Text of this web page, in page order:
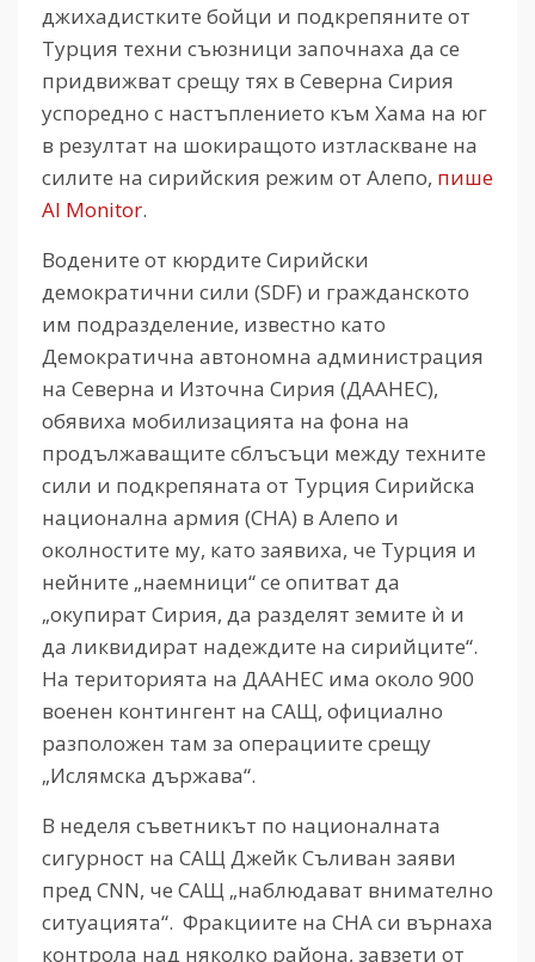
джихадистките бойци и подкрепяните от
Турция техни съюзници започнаха да се
придвижват срещу тях в Северна Сирия
успоредно с настъплението към Хама на юг
в резултат на шокиращото изтласкване на
силите на сирийския режим от Алепо, пише
Al Monitor.
Водените от кюрдите Сирийски
демократични сили (SDF) и гражданското
им подразделение, известно като
Демократична автономна администрация
на Северна и Източна Сирия (ДААНЕС),
обявиха мобилизацията на фона на
продължаващите сблъсъци между техните
сили и подкрепяната от Турция Сирийска
национална армия (СНА) в Алепо и
околностите му, като заявиха, че Турция и
нейните „наемници“ се опитват да
„окупират Сирия, да разделят земите ѝ и
да ликвидират надеждите на сирийците“.
На територията на ДААНЕС има около 900
военен контингент на САЩ, официално
разположен там за операциите срещу
„Ислямска държава“.
В неделя съветникът по националната
сигурност на САЩ Джейк Съливан заяви
пред CNN, че САЩ „наблюдават внимателно
ситуацията“. Фракциите на СНА си върнаха
контрола над няколко района, завзети от